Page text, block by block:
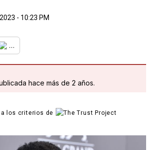
- 10:23 PM
...
hace más de 2 años.
a los criterios de